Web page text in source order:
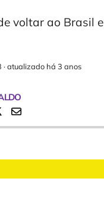
voltar ao Brasil
·atualizado há 3 anos